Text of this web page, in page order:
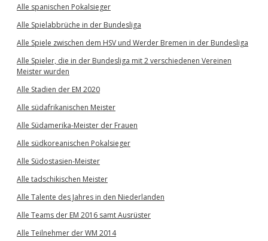
Alle spanischen Pokalsieger
Alle Spielabbrüche in der Bundesliga
Alle Spiele zwischen dem HSV und Werder Bremen in der Bundesliga
Alle Spieler, die in der Bundesliga mit 2 verschiedenen Vereinen
Meister wurden
Alle Stadien der EM 2020
Alle südafrikanischen Meister
Alle Südamerika-Meister der Frauen
Alle südkoreanischen Pokalsieger
Alle Südostasien-Meister
Alle tadschikischen Meister
Alle Talente des Jahres in den Niederlanden
Alle Teams der EM 2016 samt Ausrüster
Alle Teilnehmer der WM 2014